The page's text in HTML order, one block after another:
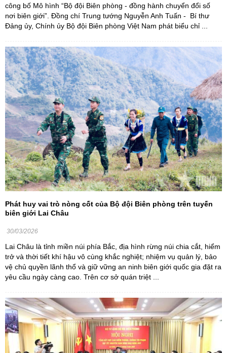
công bố Mô hình “Bộ đội Biên phòng - đồng hành chuyển đổi số
nơi biên giới”. Đồng chí Trung tướng Nguyễn Anh Tuấn - Bí thư
Đảng ủy, Chính ủy Bộ đội Biên phòng Việt Nam phát biểu chỉ ...
Phát huy vai trò nòng cốt của Bộ đội Biên phòng trên tuyến
biên giới Lai Châu
30/03/2026
Lai Châu là tỉnh miền núi phía Bắc, địa hình rừng núi chia cắt, hiểm
trở và thời tiết khí hậu vô cùng khắc nghiệt; nhiệm vụ quản lý, bảo
vệ chủ quyền lãnh thổ và giữ vững an ninh biên giới quốc gia đặt ra
yêu cầu ngày càng cao. Trên cơ sở quán triệt ...